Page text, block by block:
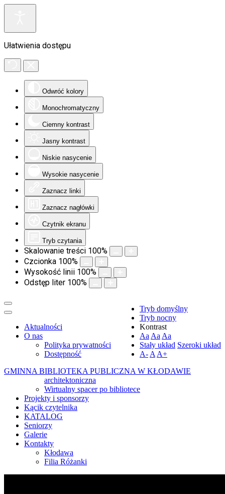
Ułatwienia dostępu
Odwróć kolory
Monochromatyczny
Ciemny kontrast
Jasny kontrast
Niskie nasycenie
Wysokie nasycenie
Zaznacz linki
Zaznacz nagłówki
Czytnik ekranu
Tryb czytania
Skalowanie treści 100%
Czcionka 100%
Wysokość linii 100%
Odstęp liter 100%
Tryb domyślny
Tryb nocny
Kontrast
Aa Aa Aa
Stały układ Szeroki układ
A- A A+
GMINNA BIBLIOTEKA PUBLICZNA W KŁODAWIE
Aktualności
O nas
Polityka prywatności
Dostępność
architektoniczna
Wirtualny spacer po bibliotece
Projekty i sponsorzy
Kącik czytelnika
KATALOG
Seniorzy
Galerie
Kontakty
Kłodawa
Filia Różanki